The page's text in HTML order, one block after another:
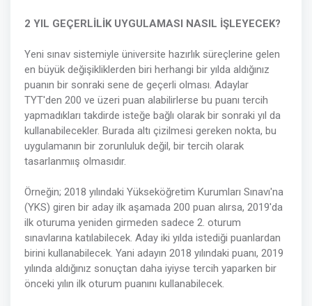
2 YIL GEÇERLİLİK UYGULAMASI NASIL İŞLEYECEK?
Yeni sınav sistemiyle üniversite hazırlık süreçlerine gelen
en büyük değişikliklerden biri herhangi bir yılda aldığınız
puanın bir sonraki sene de geçerli olması. Adaylar
TYT'den 200 ve üzeri puan alabilirlerse bu puanı tercih
yapmadıkları takdirde isteğe bağlı olarak bir sonraki yıl da
kullanabilecekler. Burada altı çizilmesi gereken nokta, bu
uygulamanın bir zorunluluk değil, bir tercih olarak
tasarlanmıış olmasıdır.
Örneğin; 2018 yılındaki Yükseköğretim Kurumları Sınavı'na
(YKS) giren bir aday ilk aşamada 200 puan alırsa, 2019'da
ilk oturuma yeniden girmeden sadece 2. oturum
sınavlarına katılabilecek. Aday iki yılda istediği puanlardan
birini kullanabilecek. Yani adayın 2018 yılındaki puanı, 2019
yılında aldığınız sonuçtan daha iyiyse tercih yaparken bir
önceki yılın ilk oturum puanını kullanabilecek.